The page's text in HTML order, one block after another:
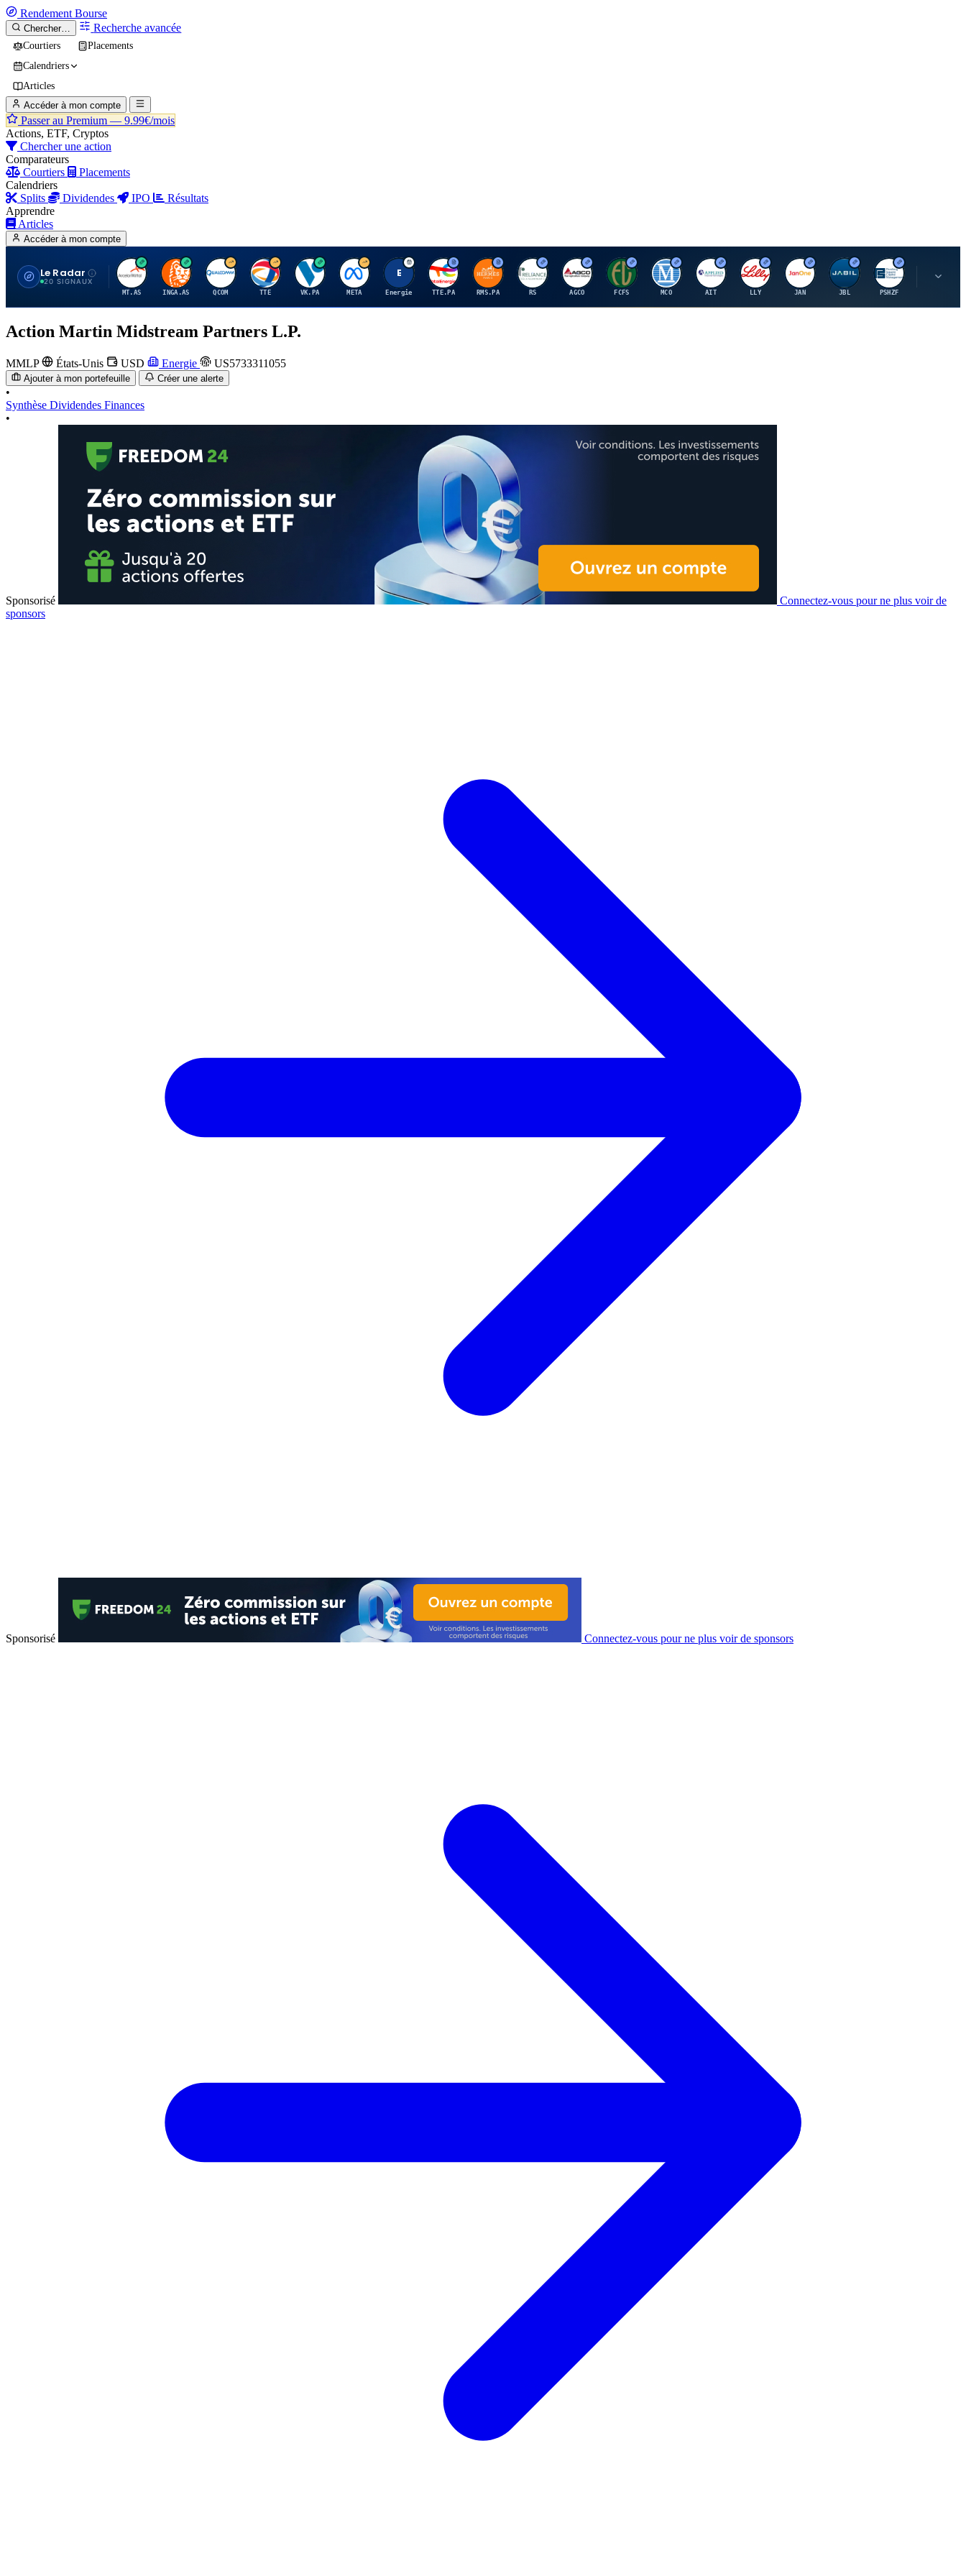
Rendement Bourse
Chercher… Recherche avancée
Courtiers
Placements
Calendriers
Articles
Accéder à mon compte
Passer au Premium — 9.99€/mois
Actions, ETF, Cryptos
Chercher une action
Comparateurs
Courtiers
Placements
Calendriers
Splits
Dividendes IPO
Résultats
Apprendre
Articles
Accéder à mon compte
Le Radar
20 SIGNAUX
A
MT.AS
I
INGA.AS
Q
QCOM
T
TTE
V
VK.PA
M
META
E
Energie
T
TTE.PA
H
RMS.PA
R
RS
A
AGCO
F
FCFS
M
MCO
A
AIT
E
LLY
J
JAN
J
JBL
P
PSHZF
O
Action Martin Midstream Partners L.P.
MMLP États-Unis USD Energie US5733311055
Ajouter à mon portefeuille Créer une alerte
•
Synthèse Dividendes Finances
•
Sponsorisé
Connectez-vous pour ne plus voir de
sponsors
Sponsorisé Connectez-vous pour ne plus voir de sponsors